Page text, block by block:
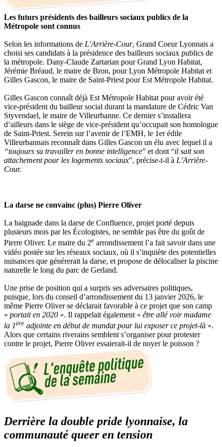
Les futurs présidents des bailleurs sociaux publics de la
Métropole sont connus
Selon les informations de L’Arrière-Cour, Grand Coeur Lyonnais a
choisi ses candidats à la présidence des bailleurs sociaux publics de
la métropole. Dany-Claude Zartarian pour Grand Lyon Habitat,
Jérémie Bréaud, le maire de Bron, pour Lyon Métropole Habitat et
Gilles Gascon, le maire de Saint-Priest pour Est Métropole Habitat.
Gilles Gascon connaît déjà Est Métropole Habitat pour avoir été
vice-président du bailleur social durant la mandature de Cédric Van
Styvendael, le maire de Villeurbanne. Ce dernier s’installera
d’ailleurs dans le siège de vice-président qu’occupait son homologue
de Saint-Priest. Serein sur l’avenir de l’EMH, le 1er édile
Villeurbannais reconnaît dans Gilles Gascon un élu avec lequel il a
“toujours su travailler en bonne intelligence” et dont “il sait son
attachement pour les logements sociaux”, précise-t-il à L’Arrière-
Cour.
La darse ne convainc (plus) Pierre Oliver
La baignade dans la darse de Confluence, projet porté depuis
plusieurs mois par les Écologistes, ne semble pas être du goût de
Pierre Oliver. Le maire du 2e arrondissement l’a fait savoir dans une
vidéo postée sur les réseaux sociaux, où il s’inquiète des potentielles
nuisances que générerait la darse, et propose de délocaliser la piscine
naturelle le long du parc de Gerland.
Une prise de position qui a surpris ses adversaires politiques,
puisque, lors du conseil d’arrondissement du 13 janvier 2026, le
même Pierre Oliver se déclarait favorable à ce projet que son camp
« portait en 2020 ». Il rappelait également « être allé voir madame
la 1ère adjointe en début de mandat pour lui exposer ce projet-là ».
Alors que certains riverains semblent s’organiser pour protester
contre le projet, Pierre Oliver essaierait-il de noyer le poisson ?
Derrière la double pride lyonnaise, la
communauté queer en tension